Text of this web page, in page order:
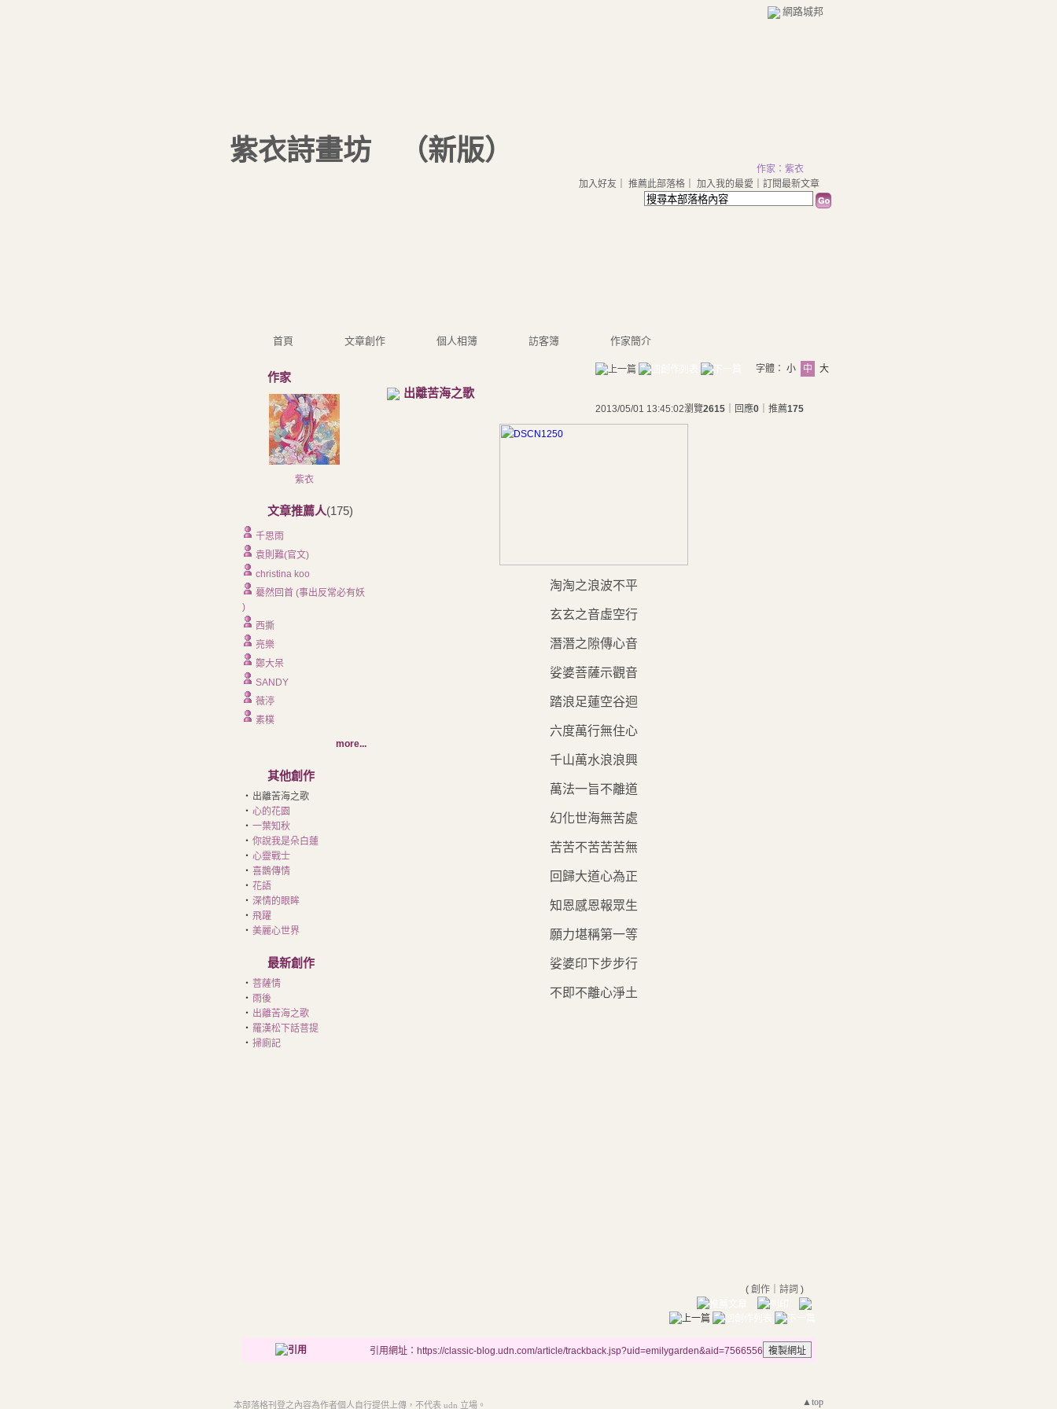
網路城邦
紫衣詩畫坊 （新版）
首頁 文章創作 個人相簿 訪客簿 作家簡介
加入好友 推薦此部落格 加入我的最愛 訂閱最新文章
作家：紫衣
作家
紫衣
文章推薦人(175)
千思雨
袁則難(官文)
christina koo
驀然回首 (事出反常必有妖
)
西撕
亮樂
鄭大呆
SANDY
薇渟
素樸
more...
其他創作
‧ 出離苦海之歌
‧ 心的花園
‧ 一葉知秋
‧ 你說我是朵白蓮
‧ 心靈戰士
‧ 喜鵲傳情
‧ 花語
‧ 深情的眼眸
‧ 飛躍
‧ 美麗心世界
最新創作
‧ 菩薩情
‧ 雨後
‧ 出離苦海之歌
‧ 羅漢松下話菩提
‧ 掃廁記
字體： 小 中 大
出離苦海之歌
2013/05/01 13:45:02瀏覽2615 ｜回應0 ｜推薦175
淘淘之浪波不平
玄玄之音虛空行
潛潛之隙傳心音
娑婆菩薩示觀音
踏浪足蓮空谷迴
六度萬行無住心
千山萬水浪浪興
萬法一旨不離道
幻化世海無苦處
苦苦不苦苦苦無
回歸大道心為正
知恩感恩報眾生
願力堪稱第一等
娑婆印下步步行
不即不離心淨土
( 創作 詩詞 )
引用網址：https://classic-blog.udn.com/article/trackback.jsp?uid=emilygarden&aid=7566556
▲top
本部落格刊登之內容為作者個人自行提供上傳，不代表 udn 立場。